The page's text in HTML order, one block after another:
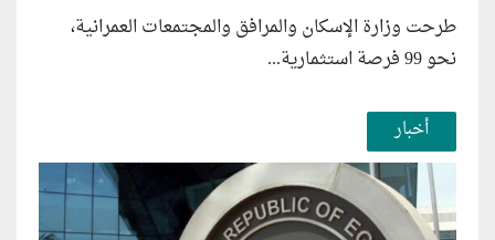
طرحت وزارة الإسكان والمرافق والمجتمعات العمرانية،
نحو 99 فرصة استثمارية...
أخبار